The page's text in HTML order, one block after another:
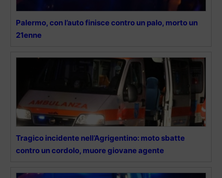
Palermo, con l’auto finisce contro un palo, morto un
21enne
Tragico incidente nell’Agrigentino: moto sbatte
contro un cordolo, muore giovane agente